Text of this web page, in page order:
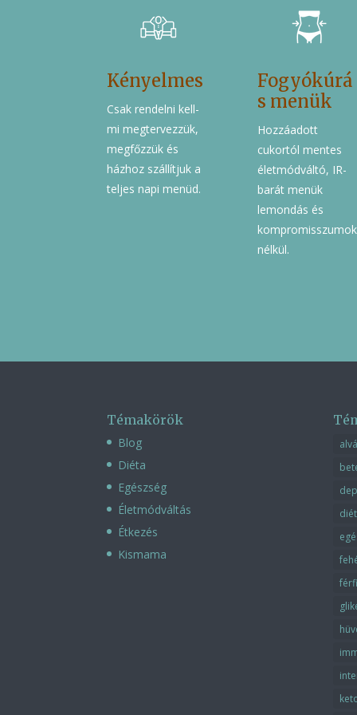
Kényelmes
Csak rendelni kell-
mi megtervezzük,
megfőzzük és
házhoz szállítjuk a
teljes napi menüd.
Fogyókúrá
s menük
Hozzáadott
cukortól mentes
életmódváltó, IR-
barát menük
lemondás és
kompromisszumok
nélkül.
Témakörök
Blog
Diéta
Egészség
Életmódváltás
Étkezés
Kismama